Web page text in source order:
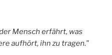
Mensch erfährt, was
aufhört, ihn zu tragen."